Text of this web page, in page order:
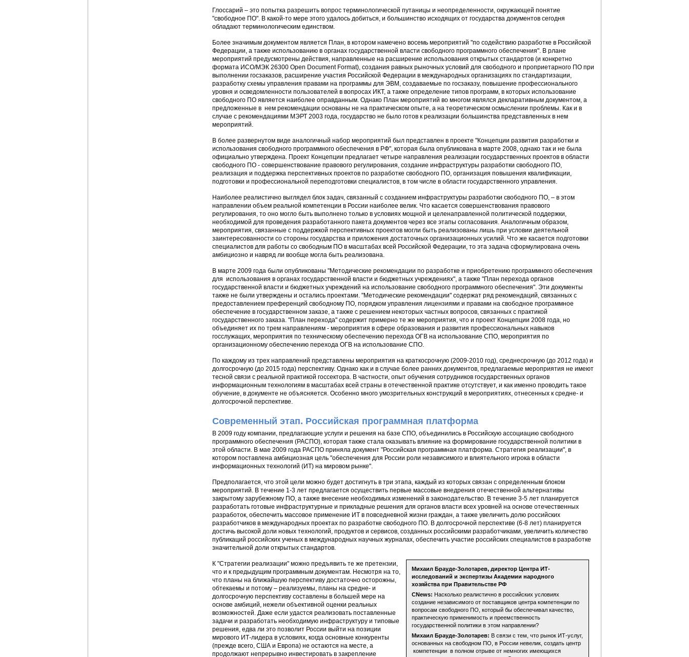
Глоссарий – это попытка разрешить вопрос терминологической путаницы и неопределенности, окружающей понятие
"свободное ПО". В какой-то мере этого удалось добиться, и большинство исходящих от государства документов сегодня
обладают терминологическим единством.
Более значимым документом является План, в котором намечено восемь мероприятий "по содействию разработке в Российской
Федерации, а также использованию в органах государственной власти свободного программного обеспечения". В рлане
мероприятий предусмотрены действия, направленные на расширение использования открытых стандартов (и конкретно
формата ИСО/МЭК 26300 Open Document Format), создания равных рыночных условий для свободного и проприетарного ПО при
выполнении госзаказов, расширение участия Российской Федерации в международных организациях по стандартизации,
разработку схемы управления правами на программы для ЭВМ, создаваемые по госзаказу, повышение профессионального
уровня и осведомленности пользователей в вопросах ИКТ, а также определение типов программ, в которых использование
свободного ПО является наиболее оправданным. Однако План мероприятий во многом являлся декларативным документом, а
предложенные в нем рекомендации основаны не на практическом опыте, а на теоретическом осмыслении проблемы. Как и в
случае с рекомендациями МЭРТ 2003 года, государство не было готов к реализации большинства представленных в нем
мероприятий.
В более развернутом виде аналогичный набор мероприятий был представлен в проекте "Концепции развития разработки и
использования свободного программного обеспечения в РФ", которая была опубликована в марте 2008, однако так и не была
официально утверждена. Проект Концепции предлагает четыре направления реализации государственных проектов в области
свободного ПО - совершенствование правового регулирования, создание инфраструктуры разработки свободного ПО,
реализация и поддержка перспективных проектов по разработке свободного ПО, организация повышения квалификации,
подготовки и профессиональной переподготовки специалистов, в том числе в области государственного управления.
Наиболее реалистично выглядел блок задач, связанный с созданием инфраструктуры разработки свободного ПО, – в этом
направлении объем реальной компетенции в России наиболее велик. Что касается совершенствования правового
регулирования, то оно могло быть выполнено только в условиях мощной и целенаправленной политической поддержки,
необходимой для проведения разработанного пакета документов через все этапы согласования. Аналогичным образом,
мероприятия, связанные с поддержкой перспективных проектов могли быть реализованы лишь при условии деятельной
заинтересованности со стороны государства и приложения достаточных организационных усилий. Что же касается подготовки
специалистов для работы со свободным ПО в масштабах всей Российской Федерации, то эта задача сформулирована очень
амбициозно и навряд ли вообще могла быть реализована.
В марте 2009 года были опубликованы "Методические рекомендации по разработке и приобретению программного обеспечения
для использования в органах государственной власти и бюджетных учреждениях", а также "План перехода органов
государственной власти и бюджетных учреждений на использование свободного программного обеспечения". Эти документы
также не были утверждены и остались проектами. "Методические рекомендации" содержат ряд рекомендаций, связанных с
предоставлением преференций свободному ПО, порядком управления лицензиями и правами на свободное программное
обеспечение в государственном заказе, а также с решением некоторых частных вопросов, связанных с практикой
государственного заказа. "План перехода" содержит примерно те же мероприятия, что и проект Концепции 2008 года, но
объединяет их по трем направлениям - мероприятия в сфере образования и развития профессиональных навыков
госслужащих, мероприятия по техническому обеспечению перехода ОГВ на использование СПО, мероприятия по
организационному обеспечению перехода ОГВ на использование СПО.
По каждому из трех направлений представлены мероприятия на краткосрочную (2009-2010 год), среднесрочную (до 2012 года) и
долгосрочную (до 2015 года) перспективу. Однако как и в случае более ранних документов, предлагаемые мероприятия не имеют
тесной связи с реальной практикой госсектора. В частности, опыт обучения сотрудников государственных органов
информационным технологиям в масштабах всей страны в отечественной практике отсутствует, и как именно проводить такое
обучение, в документе не объясняется. Особенно много умозрительных конструкций в мероприятиях, отнесенных к средне- и
долгосрочной перспективе.
Современный этап. Российская программная платформа
В 2009 году компании, предлагающие услуги и решения на базе СПО, объединились в Российскую ассоциацию свободного
программного обеспечения (РАСПО), которая также стала оказывать влияние на формирование государственной политики в
этой области. В мае 2009 года РАСПО приняла документ "Российская программная платформа. Стратегия реализации", в
котором поставлена амбициозная цель "обеспечения для России роли независимого и влиятельного игрока в области
информационных технологий (ИТ) на мировом рынке".
Предполагается, что этой цели можно будет достигнуть в три этапа, каждый из которых связан с определенным блоком
мероприятий. В течение 1-3 лет предлагается осуществить первые массовые внедрения отечественной альтернативы
закрытому зарубежному ПО, а также внесение необходимых изменений в законодательство. В течение 3-5 лет планируется
разработать готовые инфраструктурные и прикладные решения для органов власти всех уровней на основе отечественных
разработок, обеспечить массовое применение ИТ в повседневной жизни граждан, а также увеличить долю российских
разработчиков в международных проектах по разработке свободного ПО. В долгосрочной перспективе (6-8 лет) планируется
достичь высокой доли новых технологий, продуктов и сервисов, созданных российскими разработчиками, увеличить количество
публикаций российских ученых в международных научных журналах, обеспечить участие российских специалистов в разработке
значительной доли открытых стандартов.
Михаил Брауде-Золотарев, директор Центра ИТ-
исследований и экспертизы Академии народного
хозяйства при Правительстве РФ
CNews: Насколько реалистично в российских условиях
создание независимого от поставщиков центра компетенции по
вопросам свободного ПО, который бы обеспечивал качество,
практическую применимость и преемственность
государственной политики в этом направлении?
Михаил Брауде-Золотарев: В связи с тем, что рынок ИТ-услуг,
основанных на свободном ПО, в России невелик, создать центр
компетенции в полном отрыве от немногих имеющихся
К "Стратегии реализации" можно предъявить те же претензии,
что и к предыдущим программным документам. Несмотря на то,
что планы на ближайшую перспективу достаточно осторожны,
обтекаемы и потому – реализуемы, планы на средне- и
долгосрочную перспективу составлены в большей мере на
основе амбиций, нежели объективной оценки реальных
возможностей. Даже если удастся реализовать поставленные
задачи и разработать необходимую инфраструктуру и типовые
решения, едва ли это позволит России выйти на позиции
мирового ИТ-лидера в условиях, когда основные конкуренты
(прежде всего, США и Европа) не остаются на месте, а
продолжают непрерывно инвестировать в закрепление